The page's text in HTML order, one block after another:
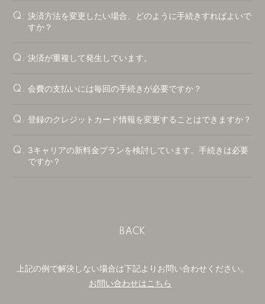
Q. 決済方法を変更したい場合、どのように手続きすればよいで
すか？
Q. 決済が重複して発生しています。
Q. 会費の支払いには毎回の手続きが必要ですか？
Q. 登録のクレジットカード情報を変更することはできますか？
Q. 3キャリアの新料金プランを検討しています。手続きは必要
ですか？
BACK
上記の例で解決しない場合は下記よりお問い合わせください。
お問い合わせはこちら